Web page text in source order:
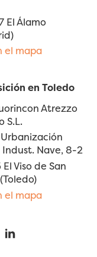
El Álamo
el mapa
en Toledo
Atrezzo
S.L.
Indust. Nave, 8-2
Viso de San
el mapa
Instagram